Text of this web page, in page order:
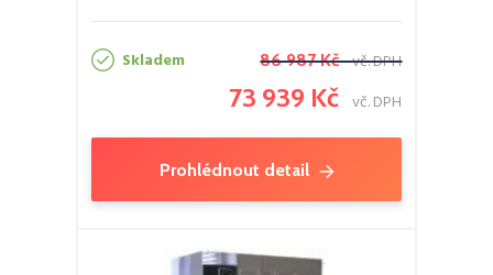
Skladem 86 987 Kč vč. DPH
73 939 Kč vč. DPH
Prohlédnout detail